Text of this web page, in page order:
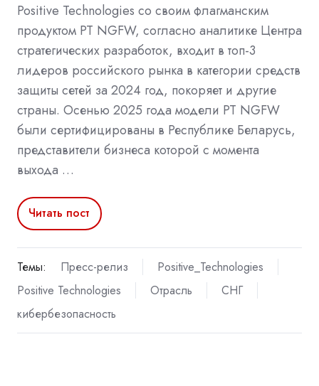
Positive Technologies со своим флагманским
продуктом PT NGFW, согласно аналитике Центра
стратегических разработок, входит в топ-3
лидеров российского рынка в категории средств
защиты сетей за 2024 год, покоряет и другие
страны. Осенью 2025 года модели PT NGFW
были сертифицированы в Республике Беларусь,
представители бизнеса которой с момента
выхода …
Читать пост
Темы: Пресс-релиз
Positive_Technologies
Positive Technologies
Отрасль
СНГ
кибербезопасность